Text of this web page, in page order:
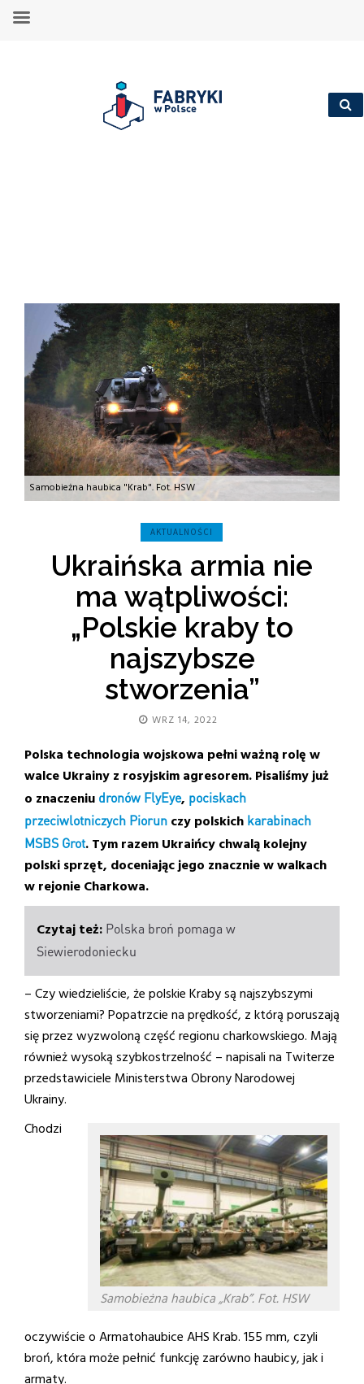
Samobieżna haubica "Krab". Fot. HSW
AKTUALNOŚCI
Ukraińska armia nie
ma wątpliwości:
„Polskie kraby to
najszybsze
stworzenia”
WRZ 14, 2022
Polska technologia wojskowa pełni ważną rolę w
walce Ukrainy z rosyjskim agresorem. Pisaliśmy już
o znaczeniu dronów FlyEye, pociskach
przeciwlotniczych Piorun czy polskich karabinach
MSBS Grot. Tym razem Ukraińcy chwalą kolejny
polski sprzęt, doceniając jego znacznie w walkach
w rejonie Charkowa.
Polska broń pomaga w
Siewierodoniecku
– Czy wiedzieliście, że polskie Kraby są najszybszymi
stworzeniami? Popatrzcie na prędkość, z którą poruszają
się przez wyzwoloną część regionu charkowskiego. Mają
również wysoką szybkostrzelność – napisali na Twiterze
przedstawiciele Ministerstwa Obrony Narodowej
Ukrainy.
Samobieżna haubica „Krab”. Fot. HSW
Chodzi
oczywiście o Armatohaubice AHS Krab. 155 mm, czyli
broń, która może pełnić funkcję zarówno haubicy, jak i